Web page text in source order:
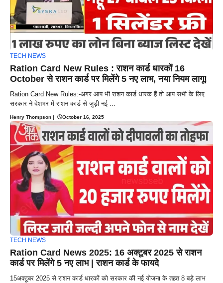
TECH NEWS
Ration Card New Rules : राशन कार्ड धारकों 16
October से राशन कार्ड पर मिलेंगे 5 नए लाभ, नया नियम लागू!
Ration Card New Rules:-अगर आप भी राशन कार्ड धारक हैं तो आप सभी के लिए
सरकार ने देशभर में राशन कार्ड से जुड़ी नई ...
Henry Thompson | October 16, 2025
TECH NEWS
Ration Card News 2025: 16 अक्टूबर 2025 से राशन
कार्ड पर मिलेंगे 5 नए लाभ | राशन कार्ड के फायदे
15अक्टूबर 2025 से राशन कार्ड धारकों को सरकार की नई योजना के तहत 8 बड़े लाभ